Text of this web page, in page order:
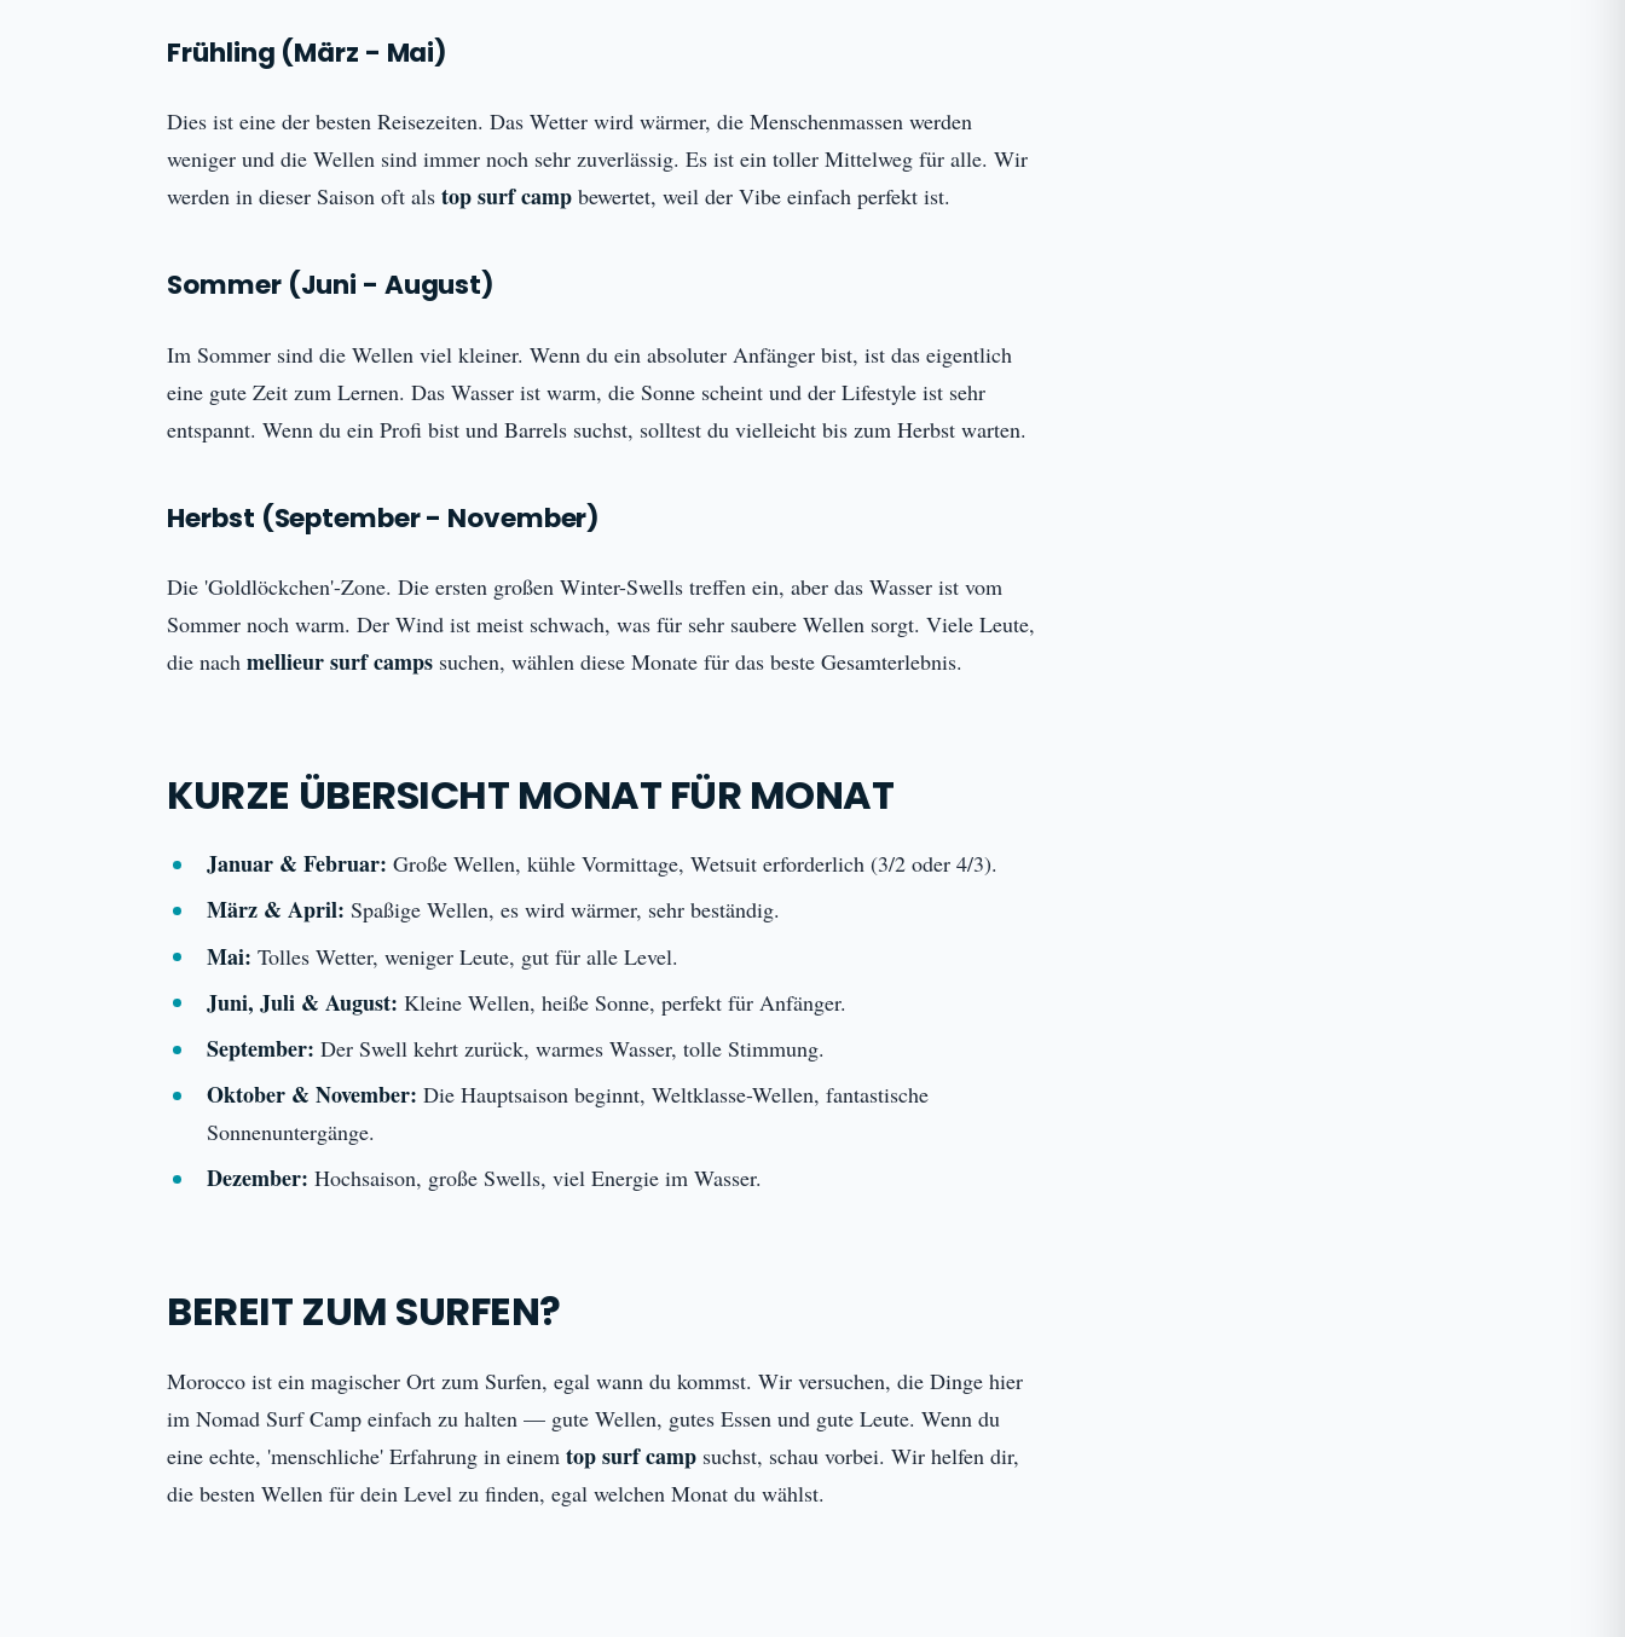
Frühling (März - Mai)
Dies ist eine der besten Reisezeiten. Das Wetter wird wärmer, die Menschenmassen werden
weniger und die Wellen sind immer noch sehr zuverlässig. Es ist ein toller Mittelweg für alle. Wir
werden in dieser Saison oft alstop surf camp bewertet, weil der Vibe einfach perfekt ist.
Sommer (Juni - August)
Im Sommer sind die Wellen viel kleiner. Wenn du ein absoluter Anfänger bist, ist das eigentlich
eine gute Zeit zum Lernen. Das Wasser ist warm, die Sonne scheint und der Lifestyle ist sehr
entspannt. Wenn du ein Profi bist und Barrels suchst, solltest du vielleicht bis zum Herbst warten.
Herbst (September - November)
Die 'Goldlöckchen'-Zone. Die ersten großen Winter-Swells treffen ein, aber das Wasser ist vom
Sommer noch warm. Der Wind ist meist schwach, was für sehr saubere Wellen sorgt. Viele Leute,
die nachmellieur surf camps suchen, wählen diese Monate für das beste Gesamterlebnis.
KURZE ÜBERSICHT MONAT FÜR MONAT
Januar & Februar: Große Wellen, kühle Vormittage, Wetsuit erforderlich (3/2 oder 4/3).
März & April: Spaßige Wellen, es wird wärmer, sehr beständig.
Mai: Tolles Wetter, weniger Leute, gut für alle Level.
Juni, Juli & August: Kleine Wellen, heiße Sonne, perfekt für Anfänger.
September: Der Swell kehrt zurück, warmes Wasser, tolle Stimmung.
Oktober & November: Die Hauptsaison beginnt, Weltklasse-Wellen, fantastische
Sonnenuntergänge.
Dezember: Hochsaison, große Swells, viel Energie im Wasser.
BEREIT ZUM SURFEN?
Morocco ist ein magischer Ort zum Surfen, egal wann du kommst. Wir versuchen, die Dinge hier
im Nomad Surf Camp einfach zu halten — gute Wellen, gutes Essen und gute Leute. Wenn du
eine echte, 'menschliche' Erfahrung in einemtop surf camp suchst, schau vorbei. Wir helfen dir,
die besten Wellen für dein Level zu finden, egal welchen Monat du wählst.